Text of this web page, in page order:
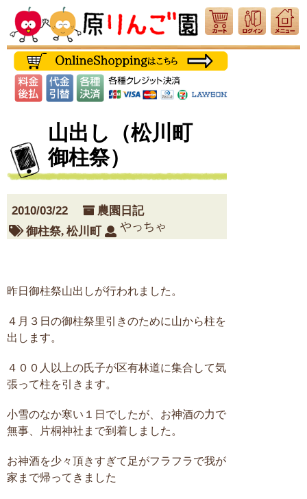
山出し（松川町
御柱祭）
2010/03/22
農園日記
御柱祭, 松川町 やっちゃ
昨日御柱祭山出しが行われました。
４月３日の御柱祭里引きのために山から柱を
出します。
４００人以上の氏子が区有林道に集合して気
張って柱を引きます。
小雪のなか寒い１日でしたが、お神酒の力で
無事、片桐神社まで到着しました。
お神酒を少々頂きすぎて足がフラフラで我が
家まで帰ってきました